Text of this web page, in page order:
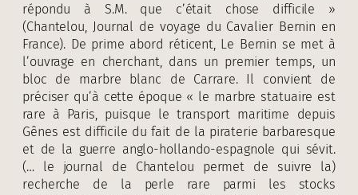
répondu à S.M. que c’était chose difficile »
(Chantelou, Journal de voyage du Cavalier Bernin en
France). De prime abord réticent, Le Bernin se met à
l’ouvrage en cherchant, dans un premier temps, un
bloc de marbre blanc de Carrare. Il convient de
préciser qu’à cette époque « le marbre statuaire est
rare à Paris, puisque le transport maritime depuis
Gênes est difficile du fait de la piraterie barbaresque
et de la guerre anglo-hollando-espagnole qui sévit.
(… le journal de Chantelou permet de suivre la)
recherche de la perle rare parmi les stocks